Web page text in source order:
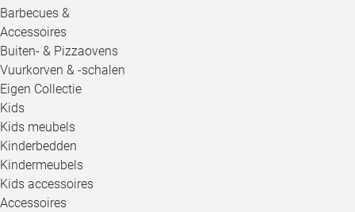
Barbecues &
Accessoires
Buiten- & Pizzaovens
Vuurkorven & -schalen
Eigen Collectie
Kids
Kids meubels
Kinderbedden
Kindermeubels
Kids accessoires
Accessoires